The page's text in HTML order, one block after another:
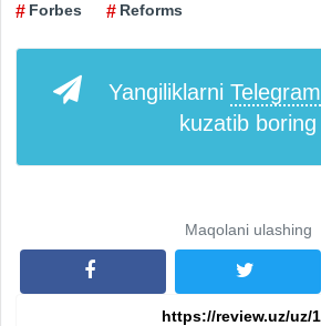
Forbes Reforms
Yangiliklarni Telegram
kuzatib boring
Maqolani ulashing